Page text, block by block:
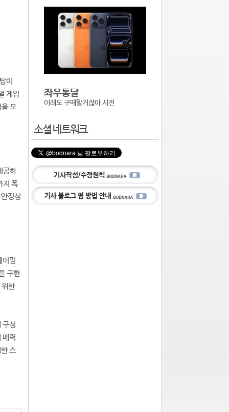
이
게임
모
공하
지 폭
정성
밍
구현
한
구성
매력
스
좌우통달
이래도 구매할거잖아 시전
소셜 네트워크